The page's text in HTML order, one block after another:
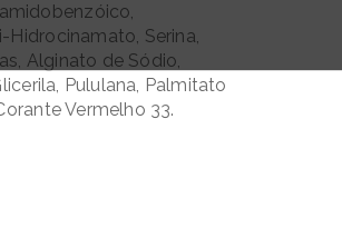
Serina,
Alginato de Sódio,
Pululana, Palmitato
Vermelho 33.